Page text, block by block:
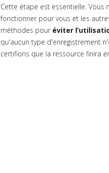
Cette étape est essentielle. Vous
fonctionner pour vous et les
méthodes pour éviter
qu'aucun type d'enregistrement
certifions que la ressource finira